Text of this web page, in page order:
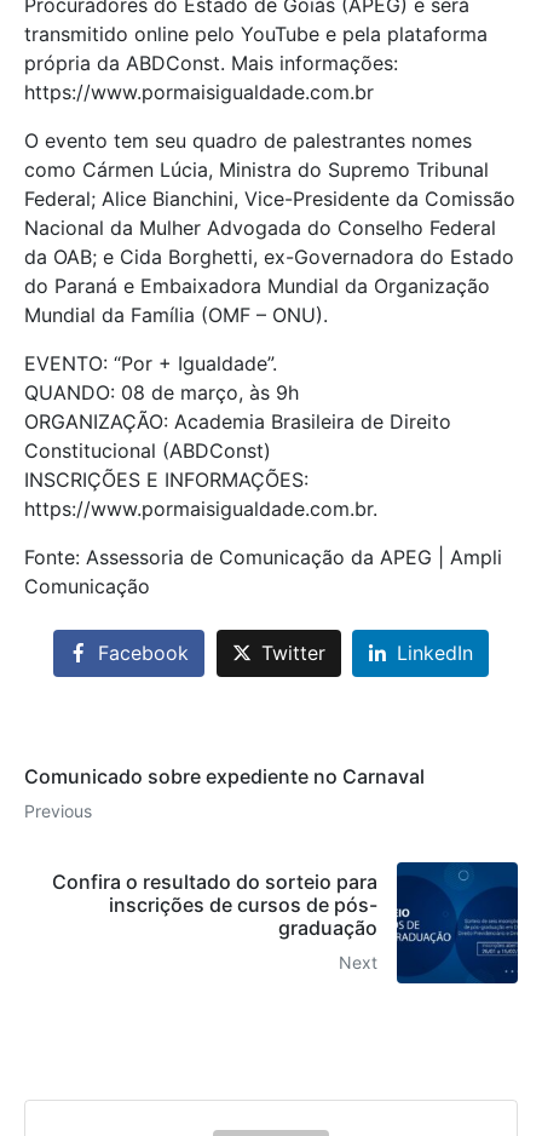
transmitido online pelo YouTube e pela plataforma
própria da ABDConst. Mais informações:
https://www.pormaisigualdade.com.br
O evento tem seu quadro de palestrantes nomes
como Cármen Lúcia, Ministra do Supremo Tribunal
Federal; Alice Bianchini, Vice-Presidente da Comissão
Nacional da Mulher Advogada do Conselho Federal
da OAB; e Cida Borghetti, ex-Governadora do Estado
do Paraná e Embaixadora Mundial da Organização
Mundial da Família (OMF – ONU).
EVENTO: “Por + Igualdade”.
QUANDO: 08 de março, às 9h
ORGANIZAÇÃO: Academia Brasileira de Direito
Constitucional (ABDConst)
INSCRIÇÕES E INFORMAÇÕES:
https://www.pormaisigualdade.com.br.
Fonte: Assessoria de Comunicação da APEG | Ampli
Comunicação
Facebook Twitter LinkedIn
Comunicado sobre expediente no Carnaval
Previous
Confira o resultado do sorteio para
inscrições de cursos de pós-
graduação
Next